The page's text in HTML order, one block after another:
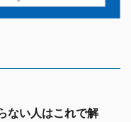
ない人はこれで解